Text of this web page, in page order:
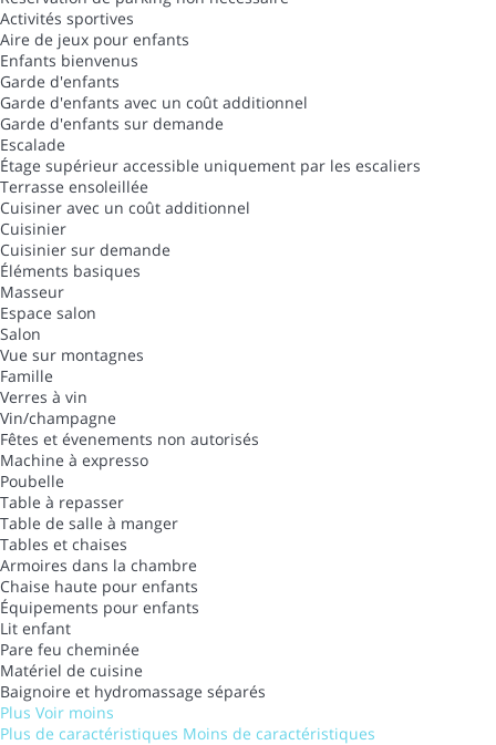
Activités sportives
Aire de jeux pour enfants
Enfants bienvenus
Garde d'enfants
Garde d'enfants avec un coût additionnel
Garde d'enfants sur demande
Escalade
Étage supérieur accessible uniquement par les escaliers
Terrasse ensoleillée
Cuisiner avec un coût additionnel
Cuisinier
Cuisinier sur demande
Éléments basiques
Masseur
Espace salon
Salon
Vue sur montagnes
Famille
Verres à vin
Vin/champagne
Fêtes et évenements non autorisés
Machine à expresso
Poubelle
Table à repasser
Table de salle à manger
Tables et chaises
Armoires dans la chambre
Chaise haute pour enfants
Équipements pour enfants
Lit enfant
Pare feu cheminée
Matériel de cuisine
Baignoire et hydromassage séparés
Plus Voir moins
Plus de caractéristiques Moins de caractéristiques